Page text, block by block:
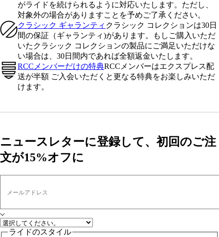
がライドを続けられるように対応いたします。ただし、
対象外の場合がありますことを予めご了承ください。
クラシック ギャランティ クラシック コレクションは30日
間の保証（ギャランティ)があります。もしご購入いただ
いたクラシック コレクションの製品にご満足いただけな
い場合は、30日間内であれば全額返金いたします。
RCCメンバーだけの特典RCCメンバーはエクスプレス配
送が半額 ご入会いただくと更なる特典をお楽しみいただ
けます。
ニュースレターに登録して、初回のご注
文が15%オフに
メールアドレス
ライドのスタイル